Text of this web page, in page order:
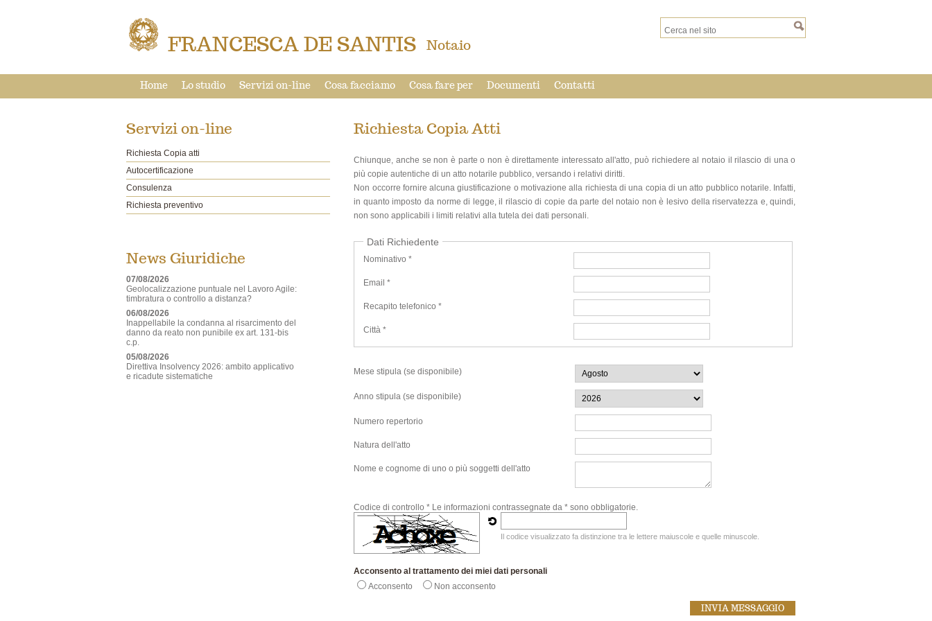
FRANCESCA DE SANTIS Notaio
Home Lo studio Servizi on-line Cosa facciamo Cosa fare per Documenti Contatti
Richiesta Copia Atti
Chiunque, anche se non è parte o non è direttamente interessato all'atto, può richiedere al notaio il rilascio di una o
più copie autentiche di un atto notarile pubblico, versando i relativi diritti.
Non occorre fornire alcuna giustificazione o motivazione alla richiesta di una copia di un atto pubblico notarile. Infatti,
in quanto imposto da norme di legge, il rilascio di copie da parte del notaio non è lesivo della riservatezza e, quindi,
non sono applicabili i limiti relativi alla tutela dei dati personali.
Dati Richiedente
Nominativo *
Email *
Recapito telefonico *
Città *
Mese stipula (se disponibile)
Anno stipula (se disponibile)
Numero repertorio
Natura dell'atto
Nome e cognome di uno o più soggetti dell'atto
Codice di controllo *
Il codice visualizzato fa distinzione tra le lettere maiuscole e quelle minuscole.
Le informazioni contrassegnate da * sono obbligatorie.
Acconsento al trattamento dei miei dati personali
Acconsento
Non acconsento
Servizi on-line
Richiesta Copia atti
Autocertificazione
Consulenza
Richiesta preventivo
News Giuridiche
07/08/2026
Geolocalizzazione puntuale nel Lavoro Agile:
timbratura o controllo a distanza?
06/08/2026
Inappellabile la condanna al risarcimento del
danno da reato non punibile ex art. 131-bis
c.p.
05/08/2026
Direttiva Insolvency 2026: ambito applicativo
e ricadute sistematiche